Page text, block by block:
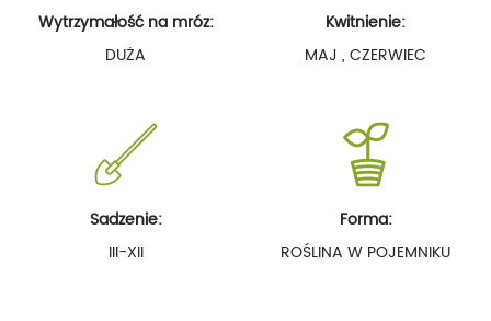
Wytrzymałość na mróz:
DUŻA
Kwitnienie:
MAJ , CZERWIEC
Sadzenie:
III-XII
Forma:
ROŚLINA W POJEMNIKU